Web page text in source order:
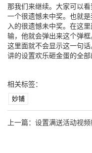
那我们来继续。大家可以
一个很遗憾未中奖。也就
入的很遗憾未中奖。在这
输，他就会弹出来这个弹
这里面就不会显示这一句
讲的设置欢乐砸金蛋的全部
相关标签：
妙铺
上一篇： 设置满送活动视频